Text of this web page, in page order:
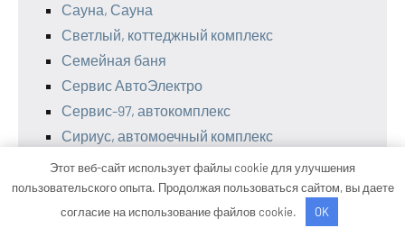
Сауна, Сауна
Светлый, коттеджный комплекс
Семейная баня
Сервис АвтоЭлектро
Сервис-97, автокомплекс
Сириус, автомоечный комплекс
Скала, спортивный комплекс
Скиф, автомойка
Скиф, автомойка
Этот веб-сайт использует файлы cookie для улучшения
пользовательского опыта. Продолжая пользоваться сайтом, вы даете
согласие на использование файлов cookie.
OK